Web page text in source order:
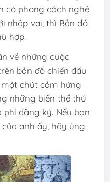
có phong cách nghệ
nhập vai, thì Bản đồ
hợp.
về những cuộc
bản đồ chiến đấu
chút cảm hứng
những biến thể thú
đăng ký. Nếu bạn
anh ấy, hãy ủng